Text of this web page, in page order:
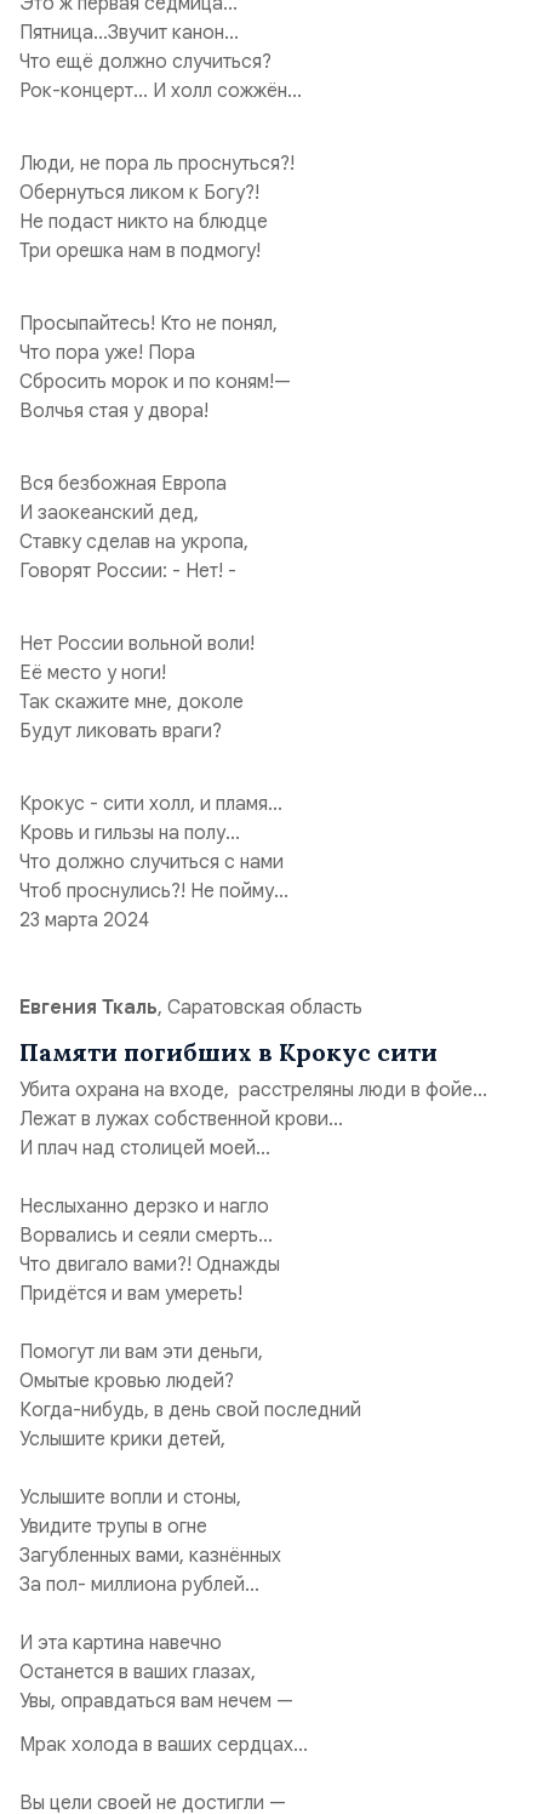
Пятница...Звучит канон...
Что ещё должно случиться?
Рок-концерт... И холл сожжён...
Люди, не пора ль проснуться?!
Обернуться ликом к Богу?!
Не подаст никто на блюдце
Три орешка нам в подмогу!
Просыпайтесь! Кто не понял,
Что пора уже! Пора
Сбросить морок и по коням!—
Волчья стая у двора!
Вся безбожная Европа
И заокеанский дед,
Ставку сделав на укропа,
Говорят России: - Нет! -
Нет России вольной воли!
Её место у ноги!
Так скажите мне, доколе
Будут ликовать враги?
Крокус - сити холл, и пламя...
Кровь и гильзы на полу...
Что должно случиться с нами
Чтоб проснулись?! Не пойму...
23 марта 2024
Евгения Ткаль, Саратовская область
Памяти погибших в Крокус сити
Убита охрана на входе, расстреляны люди в фойе...
Лежат в лужах собственной крови...
И плач над столицей моей...
Неслыханно дерзко и нагло
Ворвались и сеяли смерть...
Что двигало вами?! Однажды
Придётся и вам умереть!
Помогут ли вам эти деньги,
Омытые кровью людей?
Когда-нибудь, в день свой последний
Услышите крики детей,
Услышите вопли и стоны,
Увидите трупы в огне
Загубленных вами, казнённых
За пол- миллиона рублей...
И эта картина навечно
Останется в ваших глазах,
Увы, оправдаться вам нечем —
Мрак холода в ваших сердцах...
Вы цели своей не достигли —